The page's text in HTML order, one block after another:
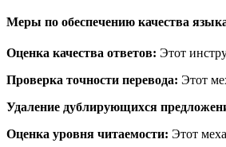
Меры по обеспечению качества
Оценка качества ответов: Этот
Проверка точности перевода: Этот
Удаление дублирующихся
Оценка уровня читаемости: Этот